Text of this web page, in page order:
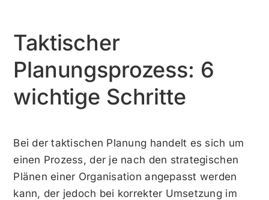
Taktischer
Planungsprozess: 6
wichtige Schritte
Bei der taktischen Planung handelt es sich um
einen Prozess, der je nach den strategischen
Plänen einer Organisation angepasst werden
kann, der jedoch bei korrekter Umsetzung im